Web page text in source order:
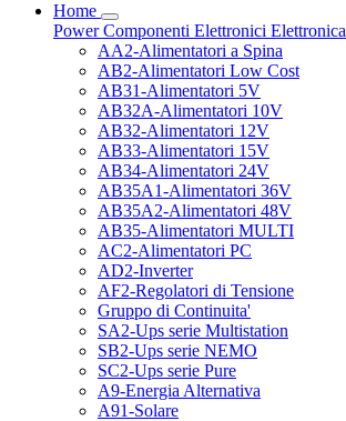
Home
PowerComponenti Elettronici Elettronica
AA2-Alimentatori a Spina
AB2-Alimentatori Low Cost
AB31-Alimentatori 5V
AB32A-Alimentatori 10V
AB32-Alimentatori 12V
AB33-Alimentatori 15V
AB34-Alimentatori 24V
AB35A1-Alimentatori 36V
AB35A2-Alimentatori 48V
AB35-Alimentatori MULTI
AC2-Alimentatori PC
AD2-Inverter
AF2-Regolatori di Tensione
Gruppo di Continuita'
SA2-Ups serie Multistation
SB2-Ups serie NEMO
SC2-Ups serie Pure
A9-Energia Alternativa
A91-Solare